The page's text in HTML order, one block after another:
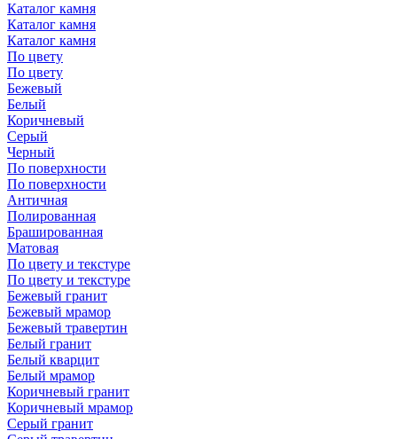
Каталог камня
Каталог камня
Каталог камня
По цвету
По цвету
Бежевый
Белый
Коричневый
Серый
Черный
По поверхности
По поверхности
Античная
Полированная
Брашированная
Матовая
По цвету и текстуре
По цвету и текстуре
Бежевый гранит
Бежевый мрамор
Бежевый травертин
Белый гранит
Белый кварцит
Белый мрамор
Коричневый гранит
Коричневый мрамор
Серый гранит